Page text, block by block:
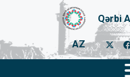
Qərbi
AZ